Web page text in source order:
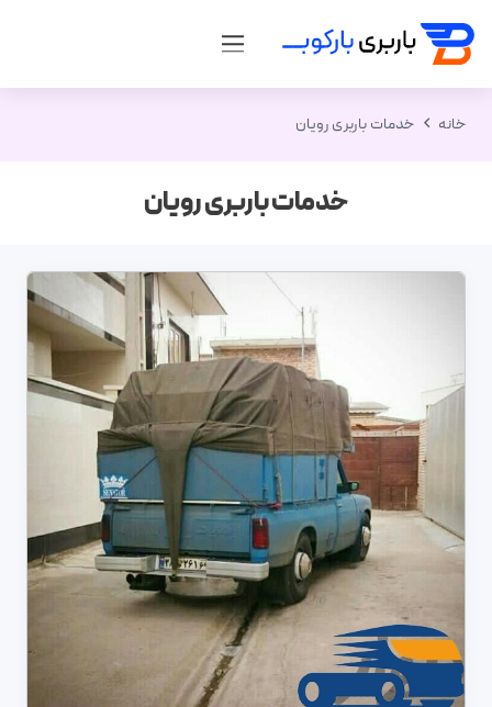
خانه خدمات باربری رویان
خدمات باربری رویان